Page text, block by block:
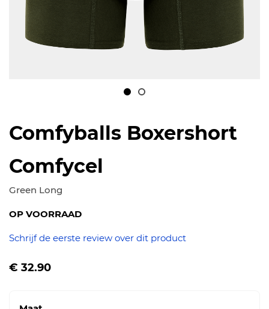
naar
het
begin
van
de
gallerij
Comfyballs Boxershort
Comfycel
Green Long
OP VOORRAAD
Schrijf de eerste review over dit product
Vanaf
€ 32.90